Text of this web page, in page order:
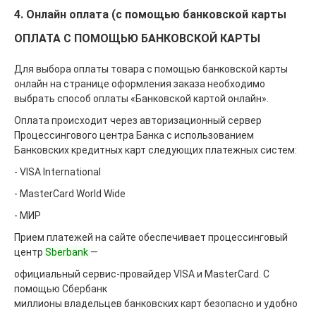
4. Онлайн оплата (с помощью банковской карты
ОПЛАТА С ПОМОЩЬЮ БАНКОВСКОЙ КАРТЫ
Для выбора оплаты товара с помощью банковской карты
онлайн на странице оформления заказа необходимо
выбрать способ оплаты «Банковской картой онлайн».
Оплата происходит через авторизационный сервер
Процессингового центра Банка с использованием
Банковских кредитных карт следующих платежных систем:
- VISA International
- MasterCard World Wide
- МИР
Прием платежей на сайте обеспечивает процессинговый
центр Sberbank —
официальный сервис-провайдер VISA и MasterCard. С
помощью Сбербанк
миллионы владельцев банковских карт безопасно и удобно